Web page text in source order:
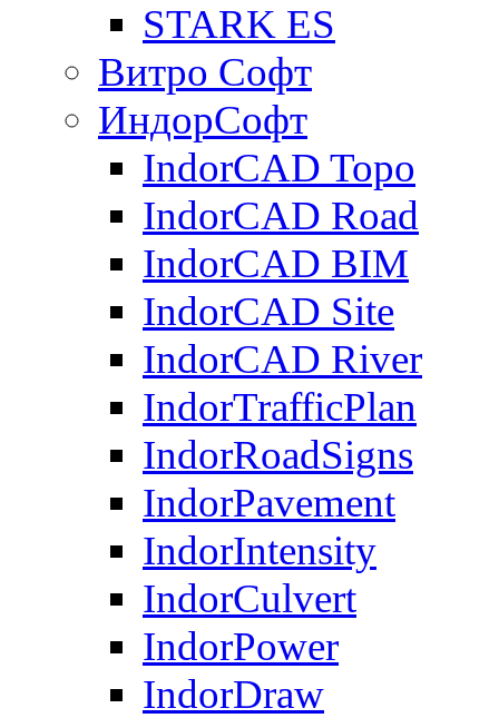
STARK ES
Витро Софт
ИндорСофт
IndorCAD Topo
IndorCAD Road
IndorCAD BIM
IndorCAD Site
IndorCAD River
IndorTrafficPlan
IndorRoadSigns
IndorPavement
IndorIntensity
IndorCulvert
IndorPower
IndorDraw